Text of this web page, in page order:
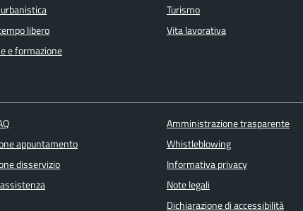
libero
e formazione
Turismo
Vita lavorativa
appuntamento
disservizio
Amministrazione trasparente
Whistleblowing
Informativa privacy
Note legali
Dichiarazione di accessibilità